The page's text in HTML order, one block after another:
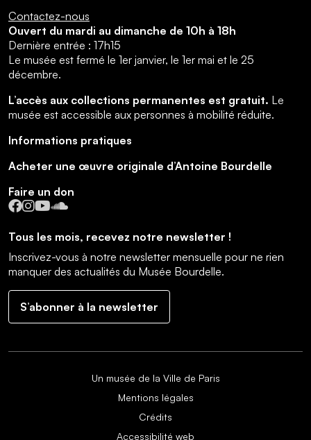
Contactez-nous
Ouvert du mardi au dimanche de 10h à 18h
Dernière entrée : 17h15
Le musée est fermé le 1er janvier, le 1er mai et le 25
décembre.
L’accès aux collections permanentes est gratuit. Le
musée est accessible aux personnes à mobilité réduite.
Informations pratiques
Acheter une œuvre originale d’Antoine Bourdelle
Faire un don
Facebook
Instagram
YouTube
SoundCloud
Tous les mois, recevez notre newsletter !
Inscrivez-vous à notre newsletter mensuelle pour ne rien
manquer des actualités du Musée Bourdelle.
S’abonner à la newsletter
Un musée de la Ville de Paris
Mentions légales
Crédits
Accessibilité web